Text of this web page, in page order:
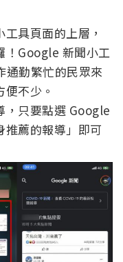
具頁面的上層，
！Google 新聞小工
通勤繁忙的民眾來
不少。
，只要點選 Google
推薦的報導」即可